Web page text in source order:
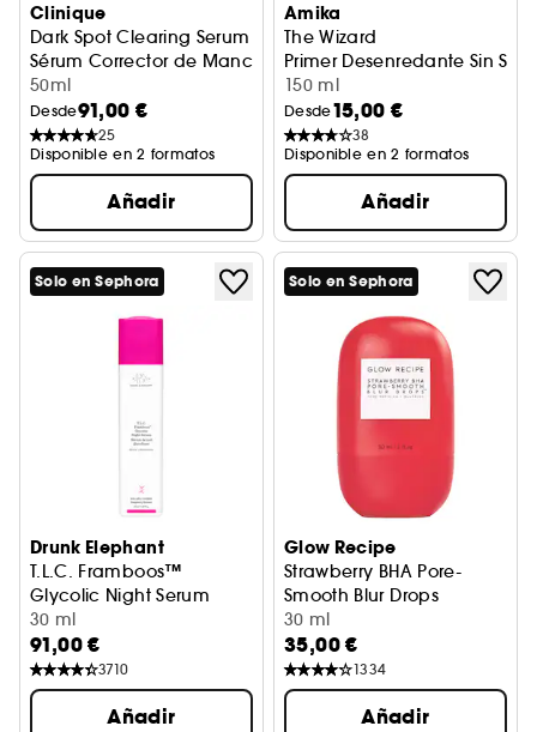
Clinique
Dark Spot Clearing Serum
Sérum Corrector de Manchas
50ml
Desde91,00 €
25
Disponible en 2 formatos
Añadir
Amika
The Wizard
Primer Desenredante Sin
150 ml
Desde15,00 €
38
Disponible en 2 formatos
Añadir
Solo en Sephora
Drunk Elephant
T.L.C. Framboos™
Glycolic Night Serum
Sérum De Noche
30 ml
91,00 €
3710
Añadir
Solo en Sephora
Glow Recipe
Strawberry BHA Pore-
Smooth Blur Drops
Sérum para cerrar poros
30 ml
35,00 €
1334
Añadir